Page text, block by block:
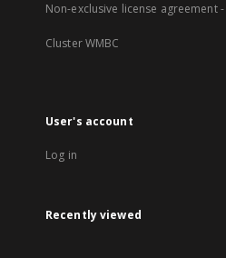
Non-exclusive license agreement
Cluster WMBC
User's account
Log in
Recently viewed